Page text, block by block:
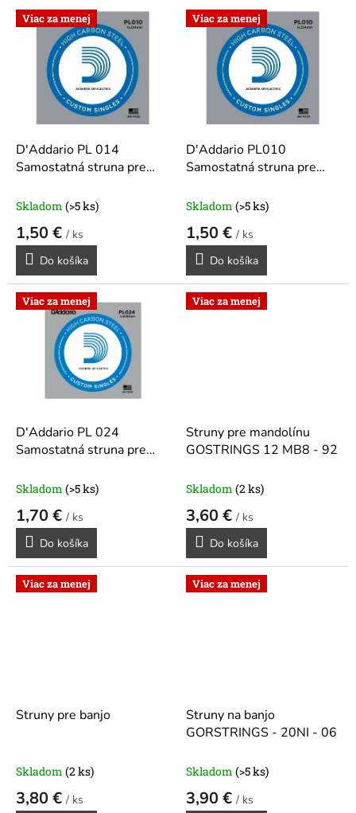
V Viac za menej
D'Addario PL 014
Samostatná struna pre
Skladom (>5 ks)
1,50 € / ks
Do košíka
Viac za menej
D'Addario PL010
Samostatná struna pre
Skladom (>5 ks)
1,50 € / ks
Do košíka
Viac za menej
D'Addario PL 024
Samostatná struna pre
Skladom (>5 ks)
1,70 € / ks
Do košíka
Viac za menej
Struny pre mandolínu
GOSTRINGS 12 MB8 - 92
Skladom (2 ks)
3,60 € / ks
Do košíka
Viac za menej
Struny pre banjo
Skladom (2 ks)
3,80 € / ks
Viac za menej
Struny na banjo
GORSTRINGS - 20NI - 06
Skladom (>5 ks)
3,90 € / ks